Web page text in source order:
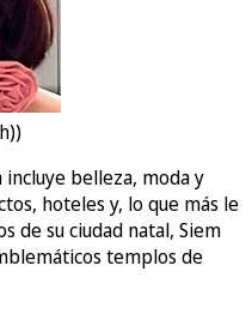
belleza, moda y
hoteles y, lo que más le
de su ciudad natal, Siem
templos de